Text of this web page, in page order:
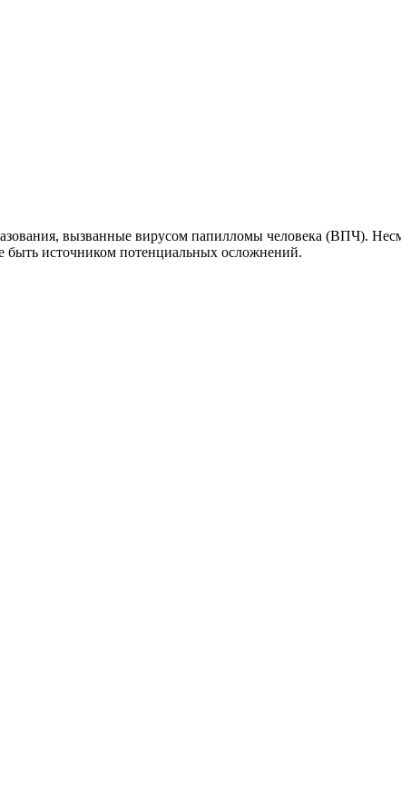
вызванные вирусом папилломы человека (ВПЧ).
быть источником потенциальных осложнений.